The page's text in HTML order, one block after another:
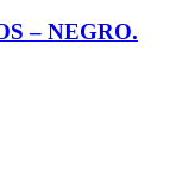
– NEGRO.